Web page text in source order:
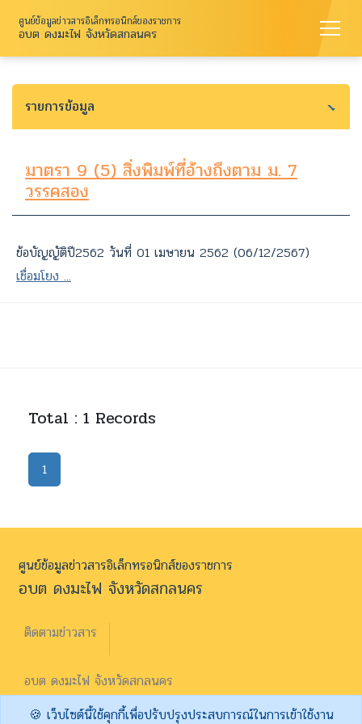
ศูนย์ข้อมูลข่าวสารอิเล็กทรอนิกส์ของราชการ
อบต ดงมะไฟ จังหวัดสกลนคร
รายการข้อมูล
มาตรา 9 (5) สิ่งพิมพ์ที่อ้างถึงตาม ม. 7
วรรคสอง
ข้อบัญญัติปี2562 วันที่ 01 เมษายน 2562 (06/12/2567)
เชื่อมโยง ...
Total : 1 Records
1
ศูนย์ข้อมูลข่าวสารอิเล็กทรอนิกส์ของราชการ
อบต ดงมะไฟ จังหวัดสกลนคร
ติดตามข่าวสาร
อบต ดงมะไฟ จังหวัดสกลนคร
🍪 เว็บไซต์นี้ใช้คุกกี้เพื่อปรับปรุงประสบการณ์ในการเข้าใช้งาน